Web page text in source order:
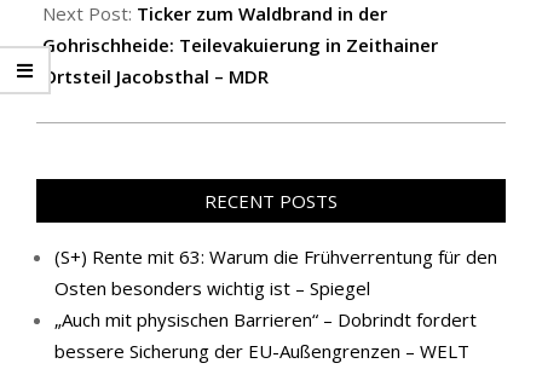
Next Post: Ticker zum Waldbrand in der
Gohrischheide: Teilevakuierung in Zeithainer
Ortsteil Jacobsthal – MDR
RECENT POSTS
(S+) Rente mit 63: Warum die Frühverrentung für den
Osten besonders wichtig ist – Spiegel
„Auch mit physischen Barrieren“ – Dobrindt fordert
bessere Sicherung der EU-Außengrenzen – WELT